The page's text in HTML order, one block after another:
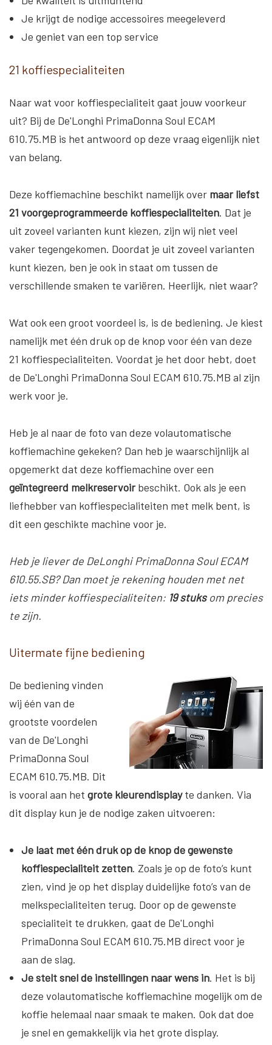
Je krijgt de nodige accessoires meegeleverd
Je geniet van een top service
21 koffiespecialiteiten
Naar wat voor koffiespecialiteit gaat jouw voorkeur
uit? Bij de De'Longhi PrimaDonna Soul ECAM
610.75.MB is het antwoord op deze vraag eigenlijk niet
van belang.
Deze koffiemachine beschikt namelijk over maar liefst
21 voorgeprogrammeerde koffiespecialiteiten. Dat je
uit zoveel varianten kunt kiezen, zijn wij niet veel
vaker tegengekomen. Doordat je uit zoveel varianten
kunt kiezen, ben je ook in staat om tussen de
verschillende smaken te variëren. Heerlijk, niet waar?
Wat ook een groot voordeel is, is de bediening. Je kiest
namelijk met één druk op de knop voor één van deze
21 koffiespecialiteiten. Voordat je het door hebt, doet
de De'Longhi PrimaDonna Soul ECAM 610.75.MB al zijn
werk voor je.
Heb je al naar de foto van deze volautomatische
koffiemachine gekeken? Dan heb je waarschijnlijk al
opgemerkt dat deze koffiemachine over een
geïntegreerd melkreservoirbeschikt. Ook als je een
liefhebber van koffiespecialiteiten met melk bent, is
dit een geschikte machine voor je.
Heb je liever de DeLonghi PrimaDonna Soul ECAM
610.55.SB? Dan moet je rekening houden met net
iets minder koffiespecialiteiten: 19 stuksom precies
te zijn.
Uitermate fijne bediening
De bediening vinden
wij één van de
grootste voordelen
van de De'Longhi
PrimaDonna Soul
ECAM 610.75.MB. Dit
is vooral aan het grote kleurendisplayte danken. Via
dit display kun je de nodige zaken uitvoeren:
Je laat met één druk op de knop de gewenste
koffiespecialiteit zetten. Zoals je op de foto’s kunt
zien, vind je op het display duidelijke foto’s van de
melkspecialiteiten terug. Door op de gewenste
specialiteit te drukken, gaat de De'Longhi
PrimaDonna Soul ECAM 610.75.MB direct voor je
aan de slag.
Je stelt snel de instellingen naar wens in. Het is bij
deze volautomatische koffiemachine mogelijk om de
koffie helemaal naar smaak te maken. Ook dat doe
je snel en gemakkelijk via het grote display.